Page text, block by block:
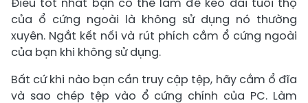
Điều tốt nhất bạn có thể làm để kéo dài tuổi thọ
của ổ cứng ngoài là không sử dụng nó thường
xuyên. Ngắt kết nối và rút phích cắm ổ cứng ngoài
của bạn khi không sử dụng.
Bất cứ khi nào bạn cần truy cập tệp, hãy cắm ổ đĩa
và sao chép tệp vào ổ cứng chính của PC. Làm